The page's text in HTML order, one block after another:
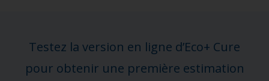
Testez la version en ligne d’Eco+ Cure
pour obtenir une première estimation